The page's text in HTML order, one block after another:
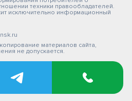
техники правообладателей.
исключительно информационный
материалов сайта,
не допускается.